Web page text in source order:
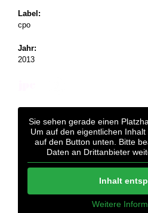
Label:
cpo
Jahr:
2013
Sie sehen gerade einen
Um auf den eigentlichen
auf den Button unten. Bitte
Daten an Drittanbieter
Inhalt
Weitere